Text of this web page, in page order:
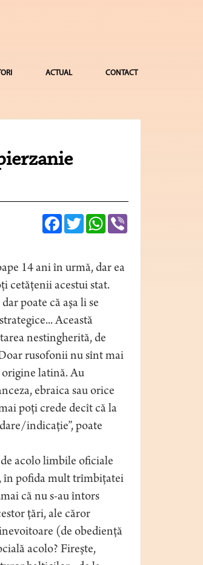
ACTUAL CONTACT
FacebookTwitterWhatsApp
14 ani în urmă, dar ea
cetăţenii acestui stat.
poate că aşa li se
Această
nestingherită, de
rusofonii nu sînt mai
latină. Au
ebraica sau orice
poţi crede decît că la
indicaţie”, poate
acolo limbile oficiale
în pofida mult trîmbiţatei
că nu s-au întors
ţări, ale căror
(de obedienţă
acolo? Fireşte,